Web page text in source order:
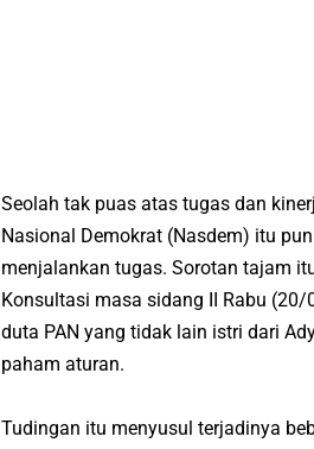
Seolah tak puas atas tugas dan
Nasional Demokrat (Nasdem) itu
menjalankan tugas. Sorotan tajam
Konsultasi masa sidang II Rabu
duta PAN yang tidak lain istri dari
paham aturan.
Tudingan itu menyusul terjadinya